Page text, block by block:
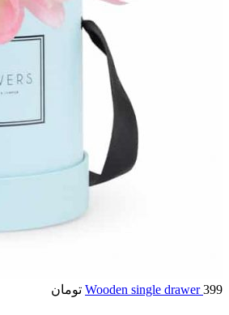
Wooden single drawer399 تومان